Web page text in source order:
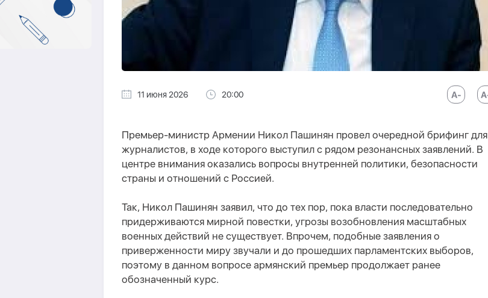
11 июня 2026 20:00
Премьер-министр Армении Никол Пашинян провел очередной брифинг для
журналистов, в ходе которого выступил с рядом резонансных заявлений. В
центре внимания оказались вопросы внутренней политики, безопасности
страны и отношений с Россией.
Так, Никол Пашинян заявил, что до тех пор, пока власти последовательно
придерживаются мирной повестки, угрозы возобновления масштабных
военных действий не существует. Впрочем, подобные заявления о
приверженности миру звучали и до прошедших парламентских выборов,
поэтому в данном вопросе армянский премьер продолжает ранее
обозначенный курс.